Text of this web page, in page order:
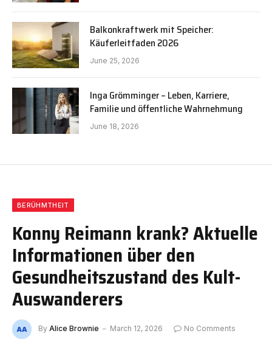
Balkonkraftwerk mit Speicher:
Käuferleitfaden 2026
June 25, 2026
Inga Grömminger – Leben, Karriere,
Familie und öffentliche Wahrnehmung
June 18, 2026
BERÜHMTHEIT
Konny Reimann krank? Aktuelle
Informationen über den
Gesundheitszustand des Kult-
Auswanderers
By Alice Brownie March 12, 2026
No Comments